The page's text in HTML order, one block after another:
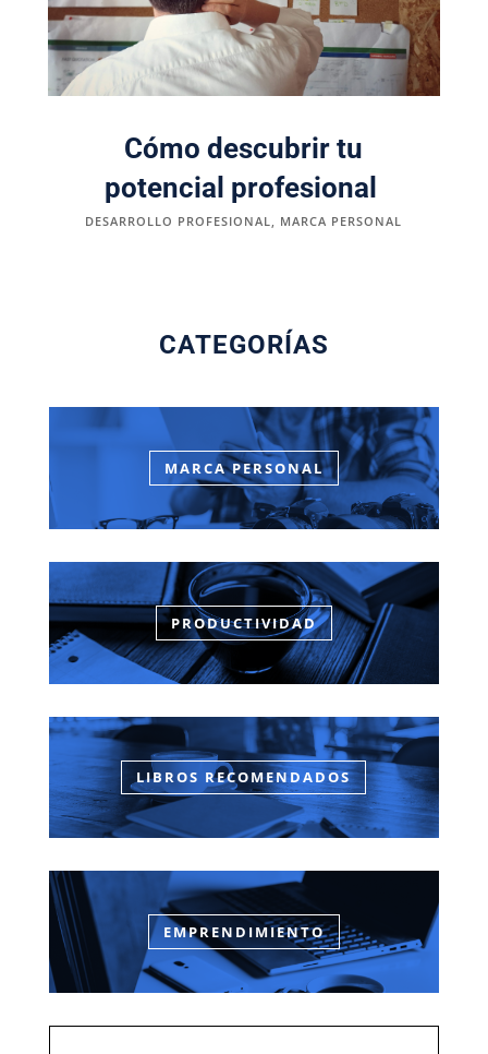
Cómo descubrir tu
potencial profesional
DESARROLLO PROFESIONAL MARCA PERSONAL
CATEGORÍAS
MARCA PERSONAL
PRODUCTIVIDAD
LIBROS RECOMENDADOS
EMPRENDIMIENTO